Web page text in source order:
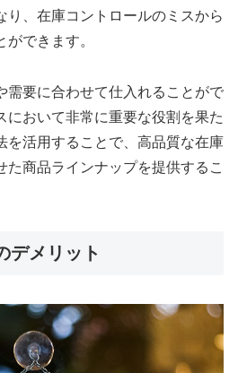
り、在庫コントロールのミスから
ができます。
需要に合わせて仕入れることがで
において非常に重要な役割を果た
を活用することで、高品質な在庫
た商品ラインナップを提供するこ
デメリット